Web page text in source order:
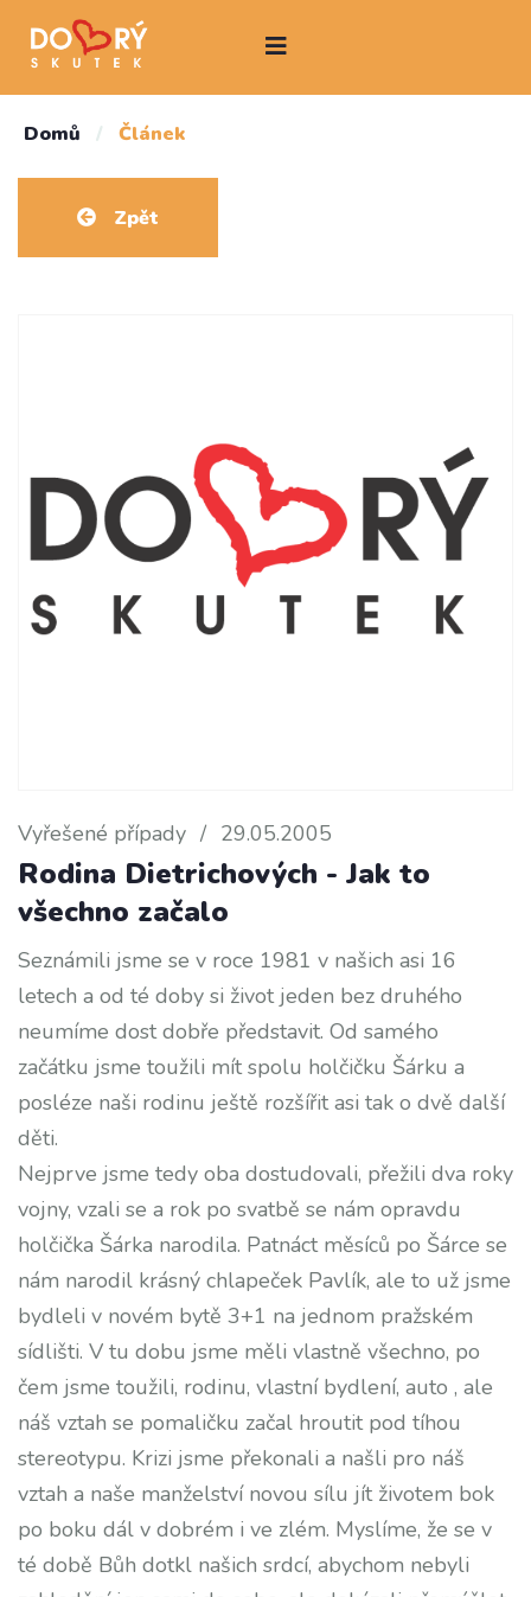
Domů / Článek
Zpět
Vyřešené případy / 29.05.2005
Rodina Dietrichových - Jak to
všechno začalo
Seznámili jsme se v roce 1981 v našich asi 16
letech a od té doby si život jeden bez druhého
neumíme dost dobře představit. Od samého
začátku jsme toužili mít spolu holčičku Šárku a
posléze naši rodinu ještě rozšířit asi tak o dvě další
děti.
Nejprve jsme tedy oba dostudovali, přežili dva roky
vojny, vzali se a rok po svatbě se nám opravdu
holčička Šárka narodila. Patnáct měsíců po Šárce se
nám narodil krásný chlapeček Pavlík, ale to už jsme
bydleli v novém bytě 3+1 na jednom pražském
sídlišti. V tu dobu jsme měli vlastně všechno, po
čem jsme toužili, rodinu, vlastní bydlení, auto , ale
náš vztah se pomaličku začal hroutit pod tíhou
stereotypu. Krizi jsme překonali a našli pro náš
vztah a naše manželství novou sílu jít životem bok
po boku dál v dobrém i ve zlém. Myslíme, že se v
té době Bůh dotkl našich srdcí, abychom nebyli